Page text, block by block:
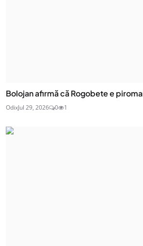
Bolojan afirmă că Rogobete e
OdixJul 29, 2026 0 1